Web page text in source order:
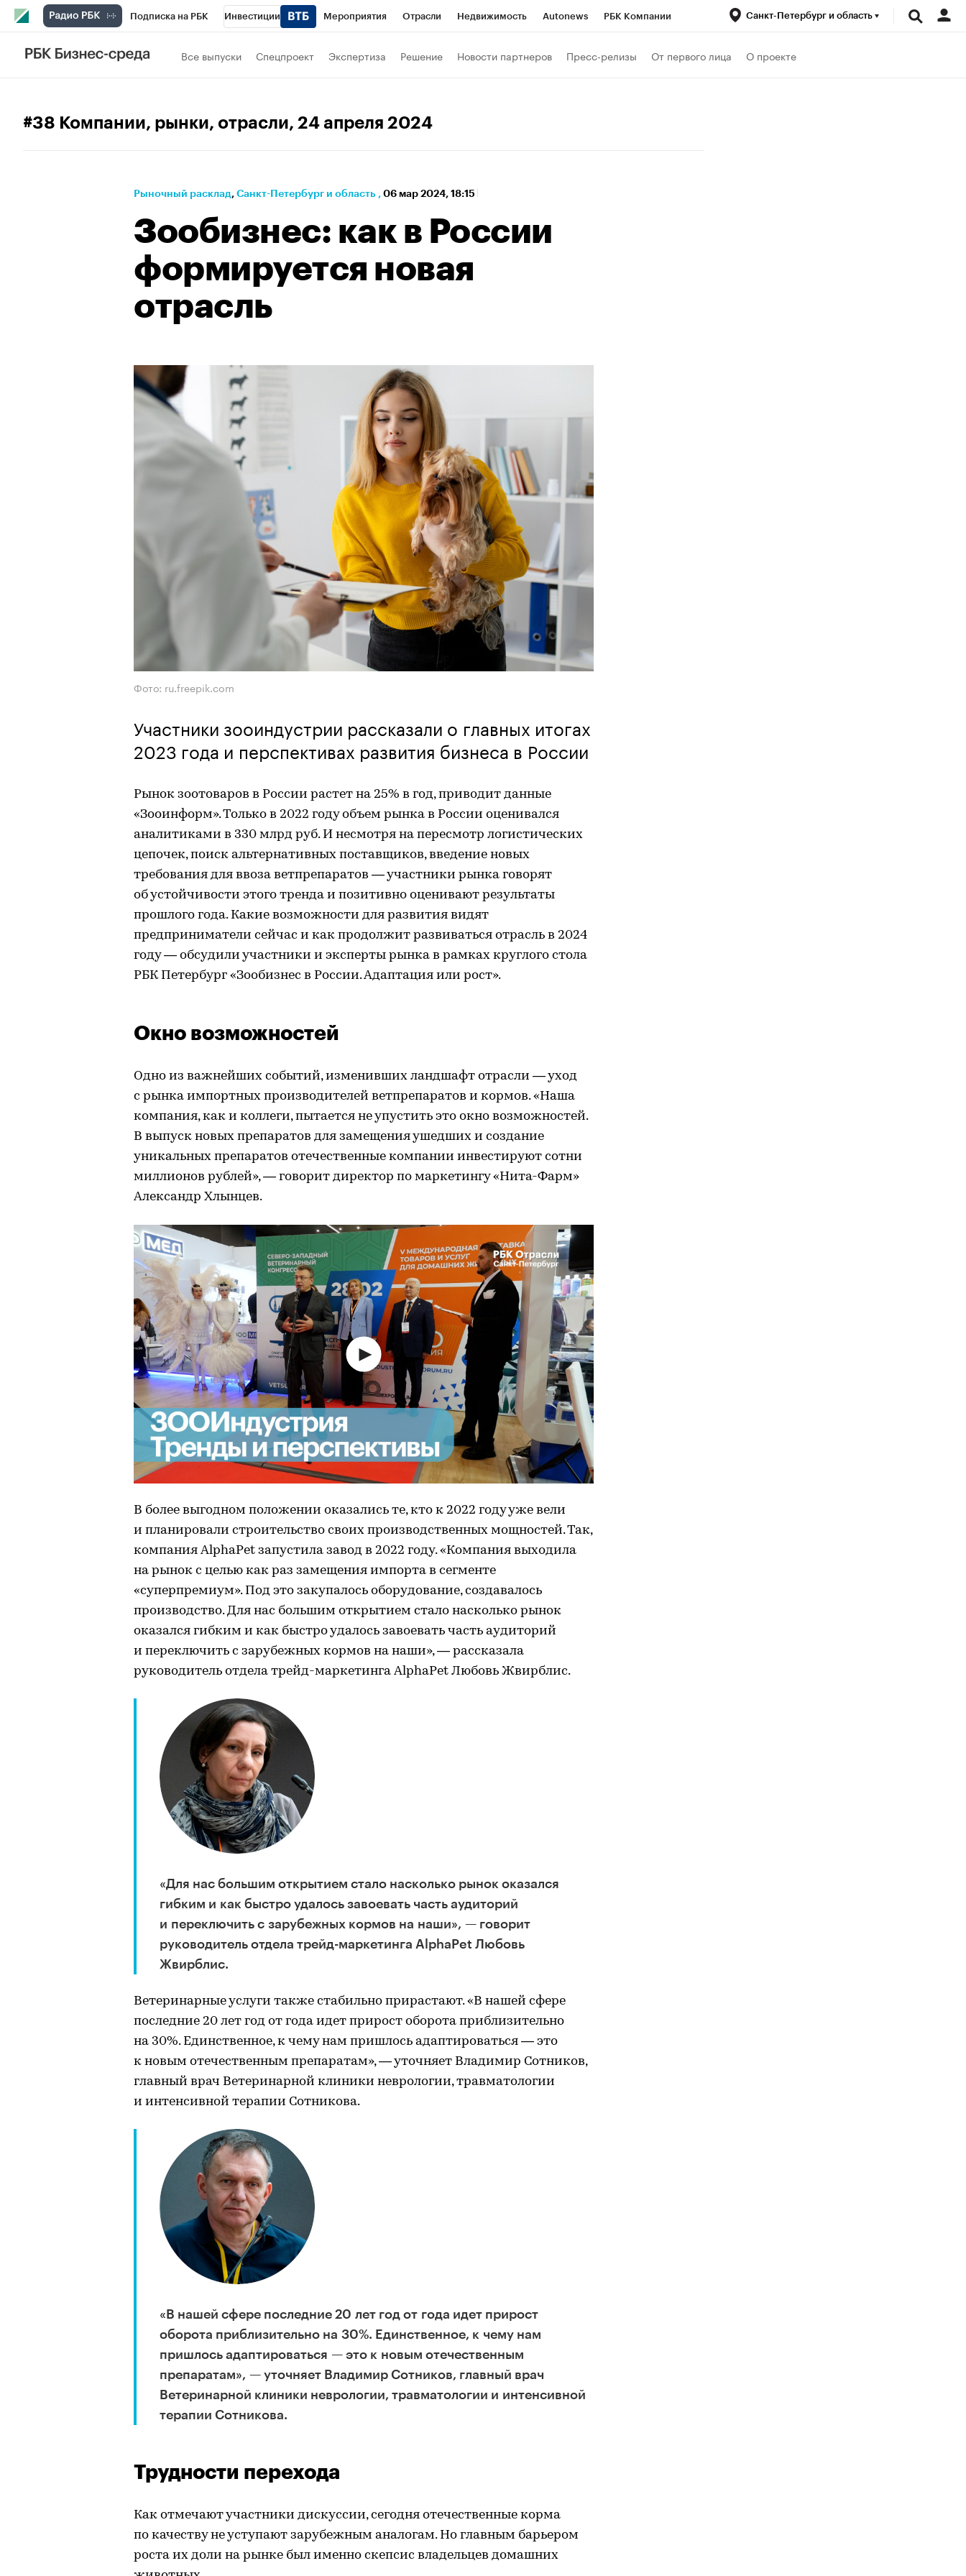
Подписка на РБК Инвестиции Мероприятия Отрасли Недвижимость Autonews РБК Компании
Телеканал
Санкт-Петербург и область
Все выпуски Спецпроект Экспертиза Решение Новости партнеров Пресс-релизы От первого лица О проекте
#38 Компании, рынки, отрасли, 24 апреля 2024
Рыночный расклад⁠, Санкт-Петербург и область , 06 мар 2024, 18:15
Зообизнес: как в России
формируется новая
отрасль
Фото: ru.freepik.com
Участники зооиндустрии рассказали о главных итогах
2023 года и перспективах развития бизнеса в России
Рынок зоотоваров в России растет на 25% в год, приводит данные
«Зооинформ». Только в 2022 году объем рынка в России оценивался
аналитиками в 330 млрд руб. И несмотря на пересмотр логистических
цепочек, поиск альтернативных поставщиков, введение новых
требования для ввоза ветпрепаратов — участники рынка говорят
об устойчивости этого тренда и позитивно оценивают результаты
прошлого года. Какие возможности для развития видят
предприниматели сейчас и как продолжит развиваться отрасль в 2024
году — обсудили участники и эксперты рынка в рамках круглого стола
РБК Петербург «Зообизнес в России. Адаптация или рост».
Окно возможностей
Одно из важнейших событий, изменивших ландшафт отрасли — уход
с рынка импортных производителей ветпрепаратов и кормов. «Наша
компания, как и коллеги, пытается не упустить это окно возможностей.
В выпуск новых препаратов для замещения ушедших и создание
уникальных препаратов отечественные компании инвестируют сотни
миллионов рублей», — говорит директор по маркетингу «Нита-Фарм»
Александр Хлынцев.
В более выгодном положении оказались те, кто к 2022 году уже вели
и планировали строительство своих производственных мощностей. Так,
компания AlphaPet запустила завод в 2022 году. «Компания выходила
на рынок с целью как раз замещения импорта в сегменте
«суперпремиум». Под это закупалось оборудование, создавалось
производство. Для нас большим открытием стало насколько рынок
оказался гибким и как быстро удалось завоевать часть аудиторий
и переключить с зарубежных кормов на наши», — рассказала
руководитель отдела трейд-маркетинга AlphaPet Любовь Жвирблис.
«Для нас большим открытием стало насколько рынок оказался
гибким и как быстро удалось завоевать часть аудиторий
и переключить с зарубежных кормов на наши», — говорит
руководитель отдела трейд-маркетинга AlphaPet Любовь
Жвирблис.
Ветеринарные услуги также стабильно прирастают. «В нашей сфере
последние 20 лет год от года идет прирост оборота приблизительно
на 30%. Единственное, к чему нам пришлось адаптироваться — это
к новым отечественным препаратам», — уточняет Владимир Сотников,
главный врач Ветеринарной клиники неврологии, травматологии
и интенсивной терапии Сотникова.
«В нашей сфере последние 20 лет год от года идет прирост
оборота приблизительно на 30%. Единственное, к чему нам
пришлось адаптироваться — это к новым отечественным
препаратам», — уточняет Владимир Сотников, главный врач
Ветеринарной клиники неврологии, травматологии и интенсивной
терапии Сотникова.
Трудности перехода
Как отмечают участники дискуссии, сегодня отечественные корма
по качеству не уступают зарубежным аналогам. Но главным барьером
роста их доли на рынке был именно скепсис владельцев домашних